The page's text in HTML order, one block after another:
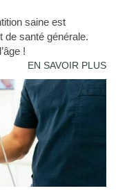
saine est
de santé générale.
!
EN SAVOIR PLUS